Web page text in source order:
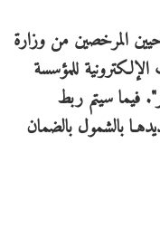
المرخصين من وزارة
للمؤسسة
فيما سيتم ربط
بالشمول بالضمان